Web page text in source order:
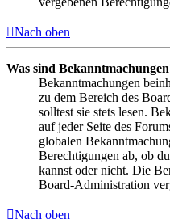
Nach oben
Was sind
Bekanntmachungen
zu dem Bereich des
solltest sie stets lesen.
auf jeder Seite des
globalen
Berechtigungen ab, ob
kannst oder nicht. Die
Board-Administration
Nach oben